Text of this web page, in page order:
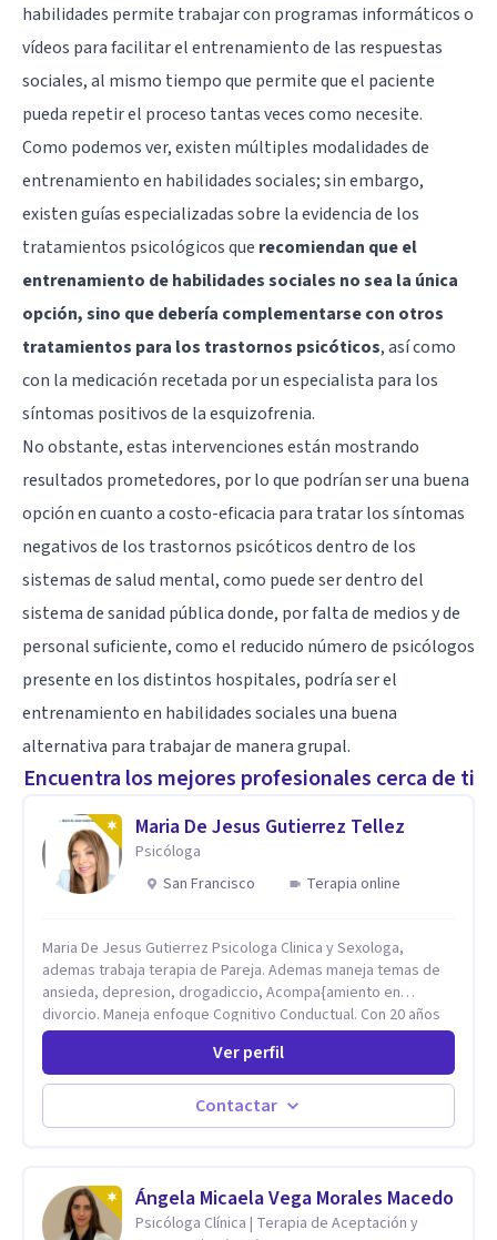
habilidades permite trabajar con programas informáticos o
vídeos para facilitar el entrenamiento de las respuestas
sociales, al mismo tiempo que permite que el paciente
pueda repetir el proceso tantas veces como necesite.
Como podemos ver, existen múltiples modalidades de
entrenamiento en habilidades sociales; sin embargo,
existen guías especializadas sobre la evidencia de los
tratamientos psicológicos que recomiendan que el
entrenamiento de habilidades sociales no sea la única
opción, sino que debería complementarse con otros
tratamientos para los trastornos psicóticos, así como
con la medicación recetada por un especialista para los
síntomas positivos de la esquizofrenia.
No obstante, estas intervenciones están mostrando
resultados prometedores, por lo que podrían ser una buena
opción en cuanto a costo-eficacia para tratar los síntomas
negativos de los trastornos psicóticos dentro de los
sistemas de salud mental, como puede ser dentro del
sistema de sanidad pública donde, por falta de medios y de
personal suficiente, como el reducido número de psicólogos
presente en los distintos hospitales, podría ser el
entrenamiento en habilidades sociales una buena
alternativa para trabajar de manera grupal.
Encuentra los mejores profesionales cerca de ti
Maria De Jesus Gutierrez Tellez
Psicóloga
San Francisco
Terapia online
Maria De Jesus Gutierrez Psicologa Clinica y Sexologa,
ademas trabaja terapia de Pareja. Ademas maneja temas de
ansieda, depresion, drogadiccio, Acompa{amiento en
divorcio. Maneja enfoque Cognitivo Conductual. Con 20 años
de experiencia, constantemente capacitandose en las
diferntes areas de la Salud Mental.
Ver perfil
Contactar
Ángela Micaela Vega Morales Macedo
Psicóloga Clínica | Terapia de Aceptación y